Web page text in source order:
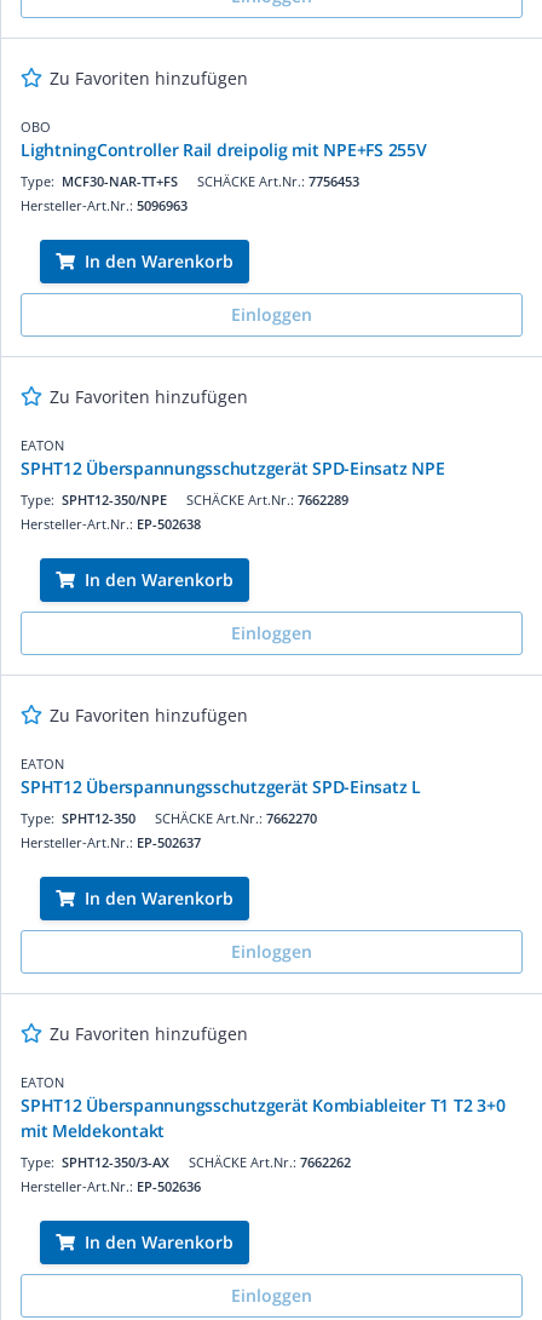
Zu Favoriten hinzufügen
OBO
LightningController Rail dreipolig mit NPE+FS 255V
SCHÄCKE Art.Nr.: 7756453
Type: MCF30-NAR-TT+FS
Hersteller-Art.Nr.: 5096963
In den Warenkorb
Einloggen
Zu Favoriten hinzufügen
EATON
SPHT12 Überspannungsschutzgerät SPD-Einsatz NPE
SCHÄCKE Art.Nr.: 7662289
Type: SPHT12-350/NPE
Hersteller-Art.Nr.: EP-502638
In den Warenkorb
Einloggen
Zu Favoriten hinzufügen
EATON
SPHT12 Überspannungsschutzgerät SPD-Einsatz L
SCHÄCKE Art.Nr.: 7662270
Type: SPHT12-350
Hersteller-Art.Nr.: EP-502637
In den Warenkorb
Einloggen
Zu Favoriten hinzufügen
EATON
SPHT12 Überspannungsschutzgerät Kombiableiter T1 T2 3+0
mit Meldekontakt
SCHÄCKE Art.Nr.: 7662262
Type: SPHT12-350/3-AX
Hersteller-Art.Nr.: EP-502636
In den Warenkorb
Einloggen